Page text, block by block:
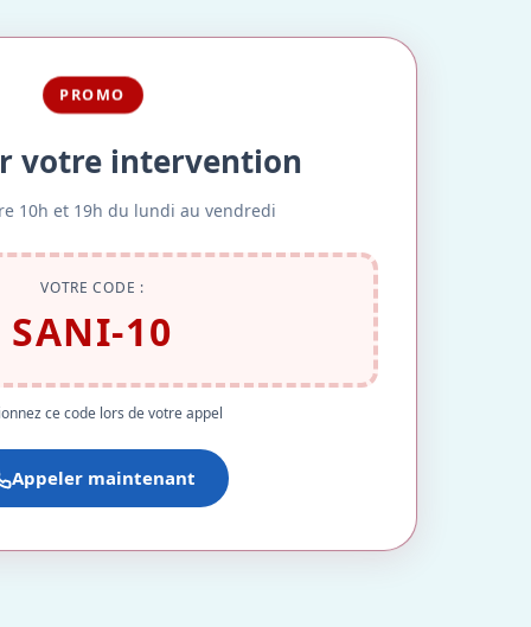
PROMO
votre intervention
10h et 19h du lundi au vendredi
VOTRE CODE :
SANI-10
ce code lors de votre appel
Appeler maintenant